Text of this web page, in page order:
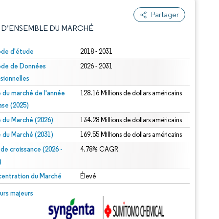
Partager
DU MARCHÉ
d'étude 2018 - 2031
de Données
2026 - 2031
du marché de l'année
(2025)
128.16 Millions de dollars américains
du Marché (2026) 134.28 Millions de dollars américains
du Marché (2031) 169.55 Millions de dollars américains
croissance (2026 -
4.78% CAGR
du Marché Élevé
majeurs
© Mordor Intelligence. La réutilisation nécessite une attribution sous CC BY 4.0.
sous CC BY 4.0.